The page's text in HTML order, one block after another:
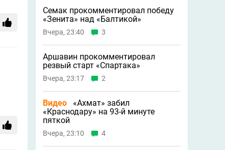
Семак прокомментировал победу
«Зенита» над «Балтикой»
Вчера, 23:40 3
Аршавин прокомментировал
резвый старт «Спартака»
Вчера, 23:17 2
Видео
«Ахмат» забил
«Краснодару» на 93-й минуте
пяткой
Вчера, 23:10 4